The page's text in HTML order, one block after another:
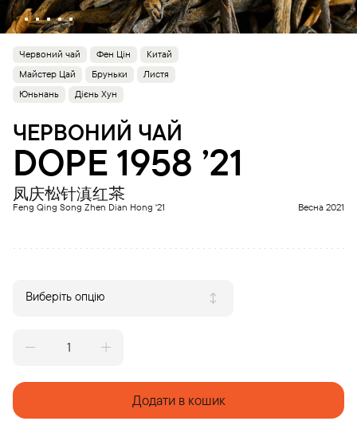
Червоний чай Фен Цін
Китай
Майстер Цай
Бруньки
Листя
Юньнань
Дієнь Хун
ЧЕРВОНИЙ ЧАЙ
DOPE 1958 ’21
凤庆松针滇红茶
Feng Qing Song Zhen Dian Hong '21 Весна 2021
Виберіть опцію
quantity
Додати в кошик